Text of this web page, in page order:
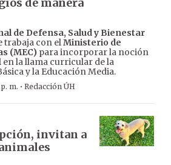
de Defensa, Salud y Bienestar
trabaja con elMinisterio de
(MEC) para incorporar la noción
en la llama curricular de la
y la Educación Media.
m. · Redacción ÚH
invitan a